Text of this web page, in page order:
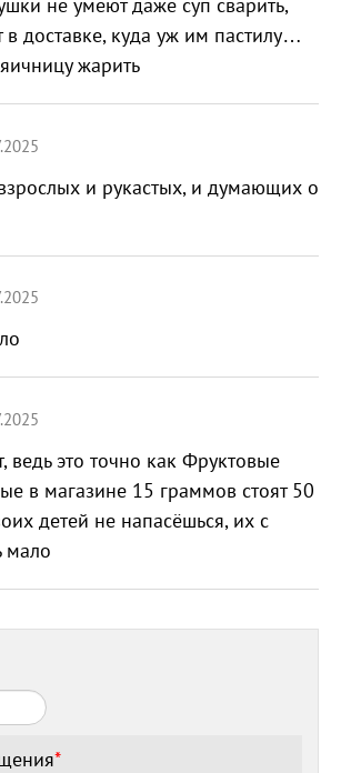
не умеют даже суп сварить,
в доставке, куда уж им пастилу…
жарить
и рукастых, и думающих о
ведь это точно как Фруктовые
в магазине 15 граммов стоят 50
детей не напасёшься, их с
мало
*